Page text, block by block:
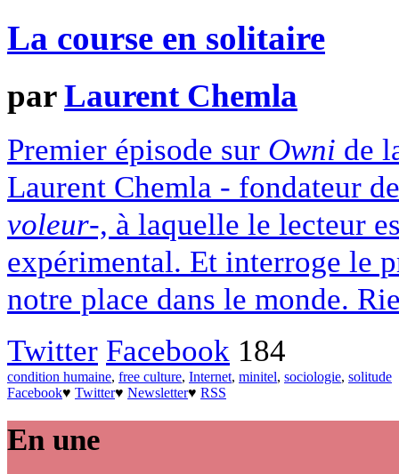
La course en solitaire
parLaurent Chemla
Premier épisode sur Owni de
Laurent Chemla - fondateur
voleur-, à laquelle le lecteur
expérimental. Et interroge le
notre place dans le monde.
Twitter Facebook 184
condition humaine, free culture, Internet, minitel, sociologie, solitude
Facebook♥ Twitter♥ Newsletter♥ RSS
En une